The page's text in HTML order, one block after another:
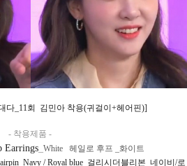
다_11회 김민아 착용(귀걸이+헤어핀)]
- 착용제품 -
Earrings White 헤일로 후프 _화이트
/ Royal blue 걸리시더블리본_네이비/로